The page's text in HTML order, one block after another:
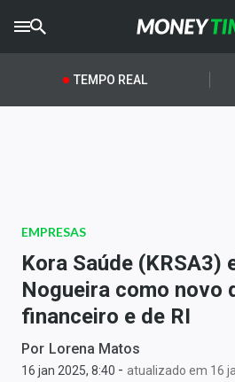
CRYPTOTIMES
AGROTIMES
Newsletters
Money Trader
Anuncie
Últimas Notícias
TEMPO REAL
EMPRESAS
Kora Saúde (KRSA3)
Nogueira como novo
financeiro e de RI
Por Lorena Matos
16 jan 2025, 8:40 - atualizado em 16